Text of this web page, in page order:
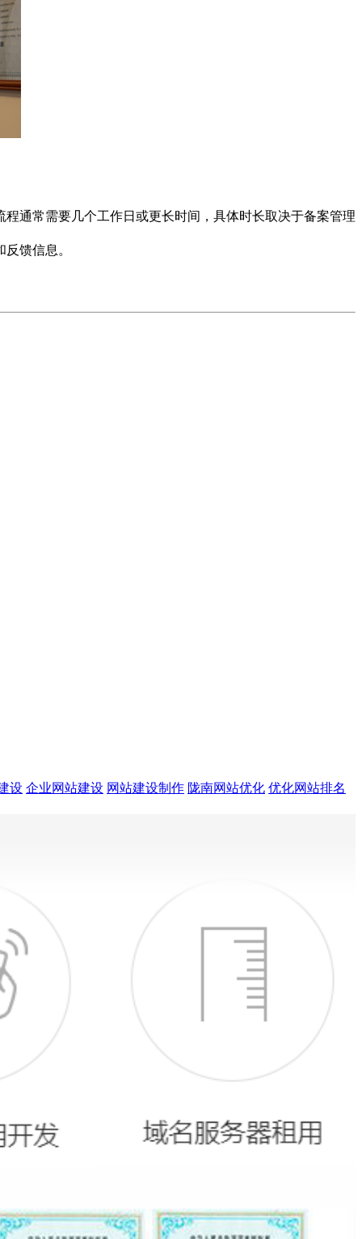
通常需要几个工作日或更长时间，具体时长取决于备案管理
馈信息。
设 企业网站建设 网站建设制作 陇南网站优化 优化网站排名